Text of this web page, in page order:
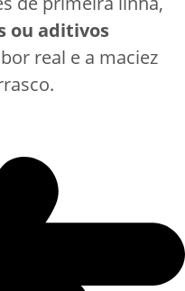
ou aditivos
real e a maciez